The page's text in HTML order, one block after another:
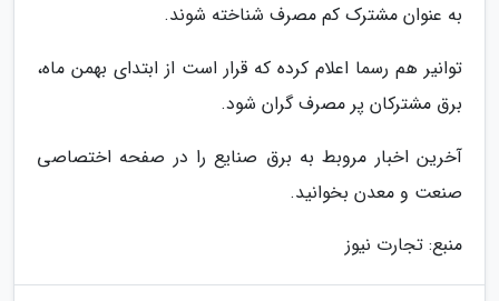
به عنوان مشترک کم مصرف شناخته شوند.
توانیر هم رسما اعلام کرده که قرار است از ابتدای بهمن ماه،
برق مشترکان پر مصرف گران شود.
آخرین اخبار مروبط به برق صنایع را در صفحه اختصاصی
صنعت و معدن بخوانید.
منبع: تجارت نیوز